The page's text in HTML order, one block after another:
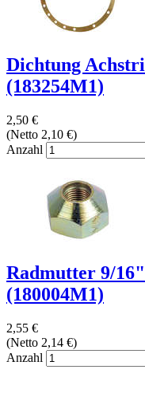
Dichtung
(183254M1)
2,50 €
(Netto 2,10 €)
Anzahl
Radmutter 9/
(180004M1)
2,55 €
(Netto 2,14 €)
Anzahl